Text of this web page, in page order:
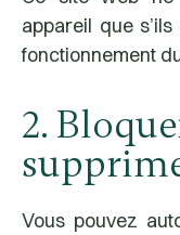
appareil que
fonctionnement
2.
Vous pouvez